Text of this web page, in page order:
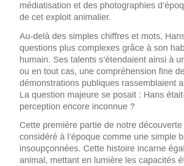
médiatisation et des photographies
de cet exploit animalier.
Au-delà des simples chiffres et mots,
questions plus complexes grâce à son
humain. Ses talents s’étendaient ainsi à
ou en tout cas, une compréhension fine
démonstrations publiques rassemblaient
La question majeure se posait : Hans
perception encore inconnue ?
Cette première partie de notre
considéré à l’époque comme une simple
insoupçonnées. Cette histoire incarne
animal, mettant en lumière les capacités